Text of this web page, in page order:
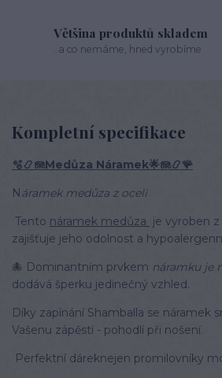
Většina produktů skladem
..a co nemáme, hned vyrobíme
Kompletní specifikace
🫧📿🪼Medůza Náramek🌟🪼📿🪸
Náramek medůza z oceli
Tento náramek medůza je vyroben
zajišťuje jeho odolnost a
🐙 Dominantním prvkem náramku je
dodává šperku jedinečný vzhled.
Díky zapínání Shamballa se náramek
Vašenu zápěstí - pohodlí při nošení.
Perfektní dáreknejen promilovníky